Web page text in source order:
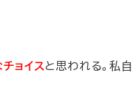
ョイスと思われる。私自